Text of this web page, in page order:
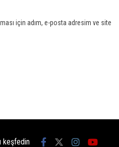
için adım, e-posta adresim ve site
keşfedin